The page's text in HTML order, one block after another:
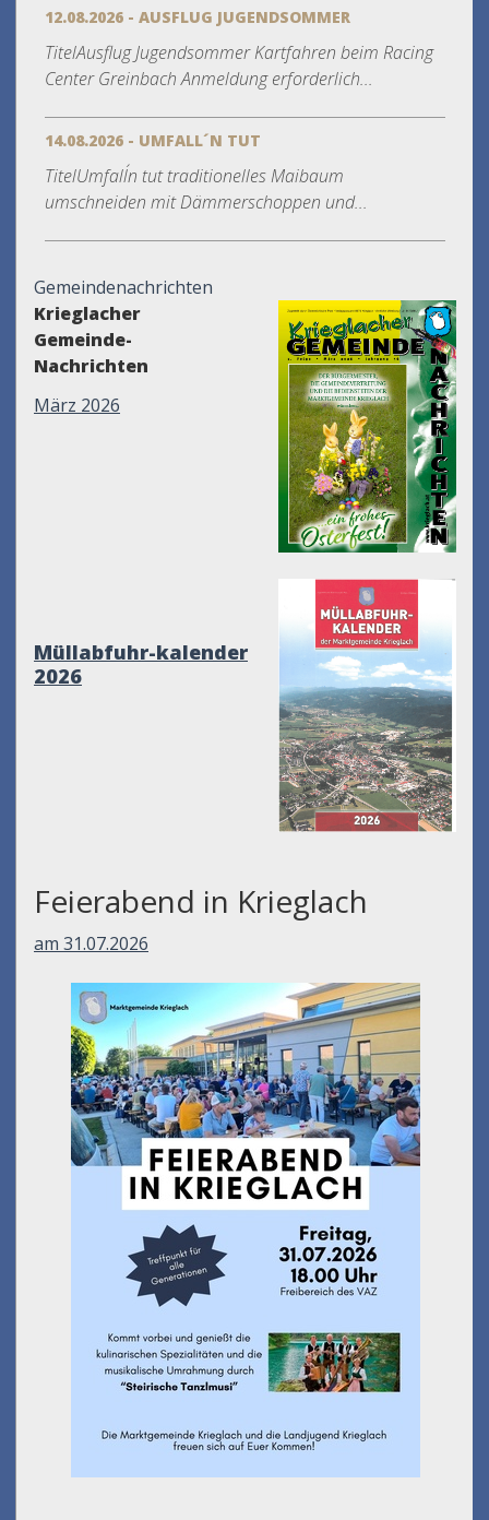
12.08.2026 - AUSFLUG JUGENDSOMMER
TitelAusflug Jugendsommer Kartfahren beim Racing
Center Greinbach Anmeldung erforderlich...
14.08.2026 - UMFALL´N TUT
TitelUmfall´n tut traditionelles Maibaum
umschneiden mit Dämmerschoppen und...
Gemeindenachrichten
Krieglacher
Gemeinde-
Nachrichten
März 2026
Müllabfuhr-kalender
2026
Feierabend in Krieglach
am 31.07.2026